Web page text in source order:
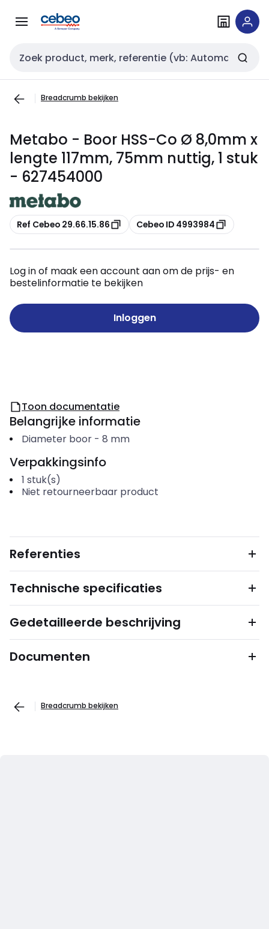
naar
naar
Zoekveld invoer
Breadcrumb bekijken
Metabo - Boor HSS-Co Ø 8,0mm x
lengte 117mm, 75mm nuttig, 1 stuk
- 627454000
Kopiëren
Ref Cebeo 29.66.15.86 Kopiëren
Cebeo ID 4993984
Log in of maak een account aan om de prijs- en
bestelinformatie te bekijken
Inloggen
Toon documentatie
Belangrijke informatie
Diameter boor- 8 mm
Verpakkingsinfo
1 stuk(s)
Niet retourneerbaar product
Referenties
Technische specificaties
Gedetailleerde beschrijving
Documenten
Breadcrumb bekijken